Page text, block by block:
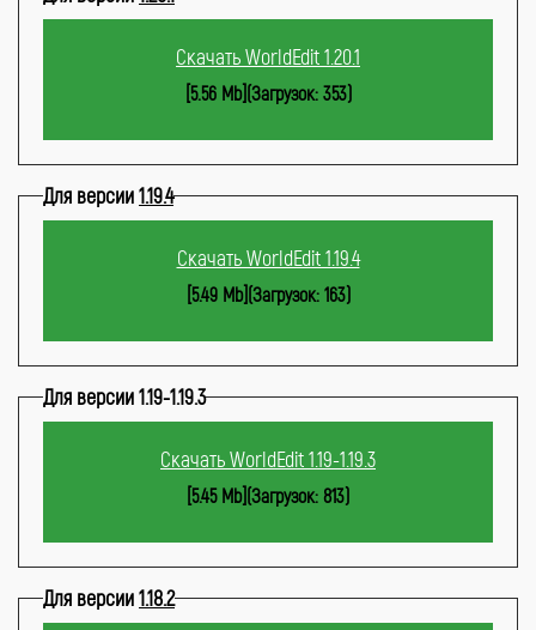
Скачать WorldEdit 1.20.1
[5.56 Mb](Загрузок: 353)
Для версии1.19.4
Скачать WorldEdit 1.19.4
[5.49 Mb](Загрузок: 163)
Для версии 1.19-1.19.3
Скачать WorldEdit 1.19-1.19.3
[5.45 Mb](Загрузок: 813)
Для версии1.18.2